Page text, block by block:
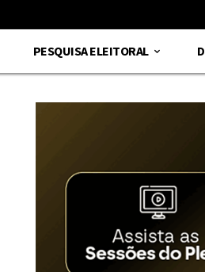
PESQUISA ELEITORAL